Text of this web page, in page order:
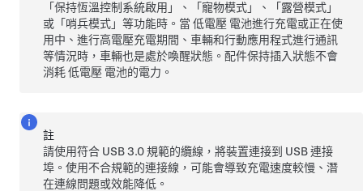
「保持恆溫控制系統啟用」、「寵物模式」、「露營模式」
或「哨兵模式」等功能時。當低電壓 電池進行充電或正在使
用中、進行高電壓充電期間、車輛和行動應用程式進行通訊
等情況時，車輛也是處於喚醒狀態。配件保持插入狀態不會
消耗低電壓 電池的電力。
註
請使用符合 USB 3.0 規範的纜線，將裝置連接到 USB 連接
埠。使用不合規範的連接線，可能會導致充電速度較慢、潛
在連線問題或效能降低。